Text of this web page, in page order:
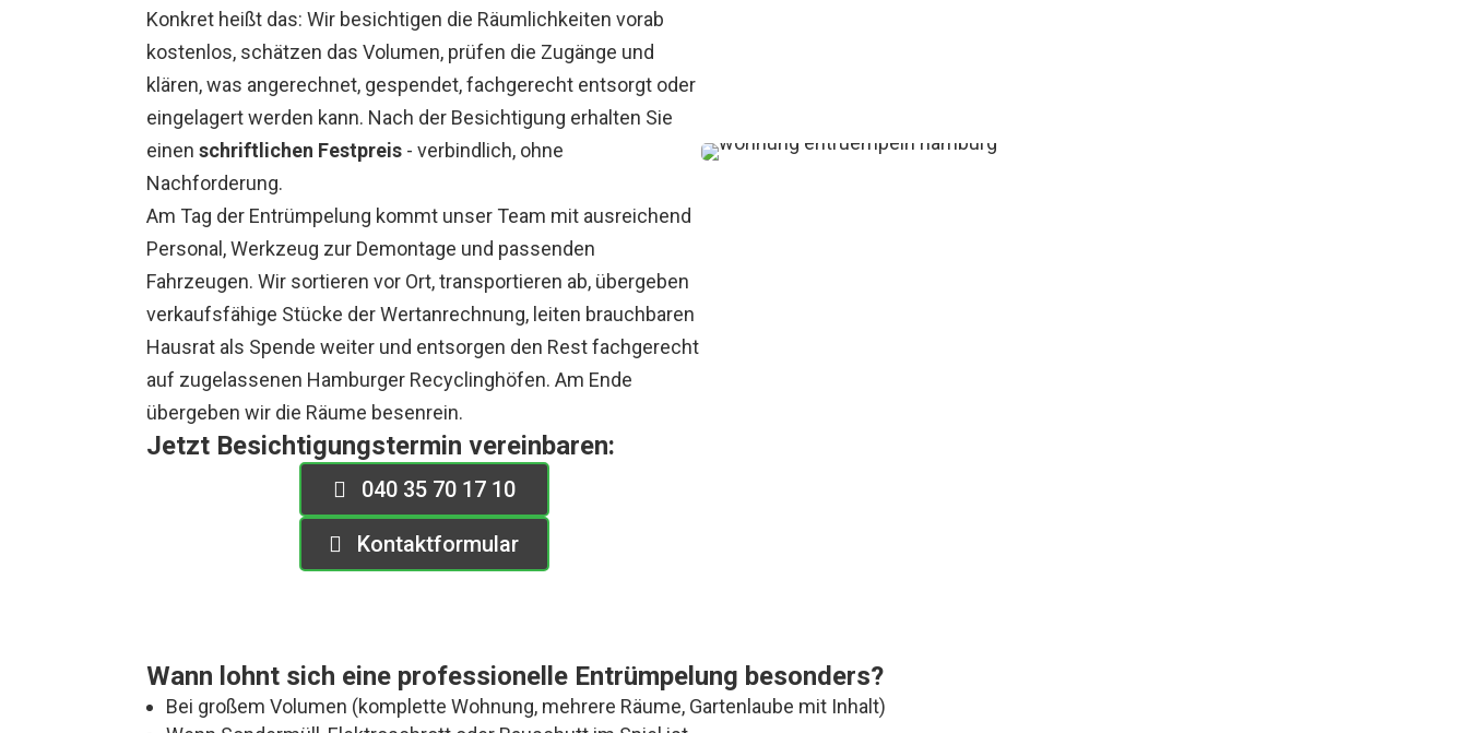
Konkret heißt das: Wir besichtigen die Räumlichkeiten vorab
kostenlos, schätzen das Volumen, prüfen die Zugänge und
klären, was angerechnet, gespendet, fachgerecht entsorgt oder
eingelagert werden kann. Nach der Besichtigung erhalten Sie
einenschriftlichen Festpreis - verbindlich, ohne
Nachforderung.
Am Tag der Entrümpelung kommt unser Team mit ausreichend
Personal, Werkzeug zur Demontage und passenden
Fahrzeugen. Wir sortieren vor Ort, transportieren ab, übergeben
verkaufsfähige Stücke der Wertanrechnung, leiten brauchbaren
Hausrat als Spende weiter und entsorgen den Rest fachgerecht
auf zugelassenen Hamburger Recyclinghöfen. Am Ende
übergeben wir die Räume besenrein.
Jetzt Besichtigungstermin vereinbaren:
040 35 70 17 10
Kontaktformular
Wann lohnt sich eine professionelle Entrümpelung besonders?
Bei großem Volumen (komplette Wohnung, mehrere Räume, Gartenlaube mit Inhalt)